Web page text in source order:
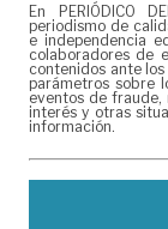
En PERIÓDICO
periodismo de
e independencia
colaboradores de
contenidos ante
parámetros sobre
eventos de fraude,
interés y otras
información.